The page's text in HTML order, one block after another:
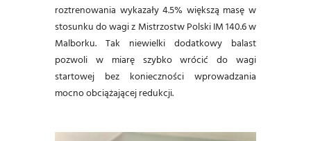
roztrenowania wykazały 4.5% większą masę w
stosunku do wagi z Mistrzostw Polski IM 140.6 w
Malborku. Tak niewielki dodatkowy balast
pozwoli w miarę szybko wrócić do wagi
startowej bez konieczności wprowadzania
mocno obciążającej redukcji.